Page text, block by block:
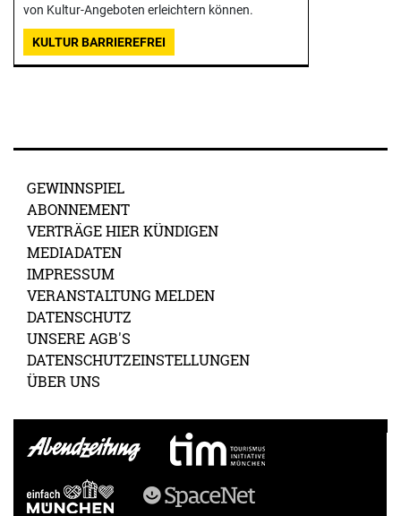
von Kultur-Angeboten erleichtern können.
KULTUR BARRIEREFREI
GEWINNSPIEL
ABONNEMENT
VERTRÄGE HIER KÜNDIGEN
MEDIADATEN
IMPRESSUM
VERANSTALTUNG MELDEN
DATENSCHUTZ
UNSERE AGB'S
DATENSCHUTZEINSTELLUNGEN
ÜBER UNS